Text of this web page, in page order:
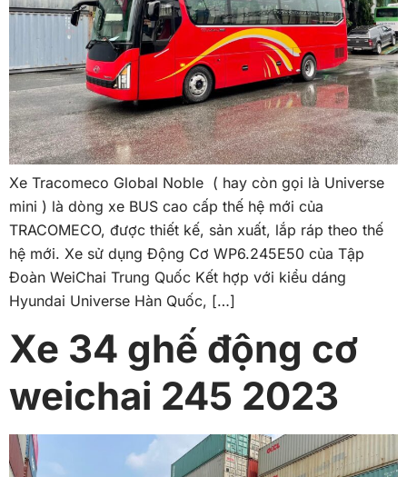
Xe Tracomeco Global Noble ( hay còn gọi là Universe
mini ) là dòng xe BUS cao cấp thế hệ mới của
TRACOMECO, được thiết kế, sản xuất, lắp ráp theo thế
hệ mới. Xe sử dụng Động Cơ WP6.245E50 của Tập
Đoàn WeiChai Trung Quốc Kết hợp với kiểu dáng
Hyundai Universe Hàn Quốc, […]
Xe 34 ghế động cơ
weichai 245 2023